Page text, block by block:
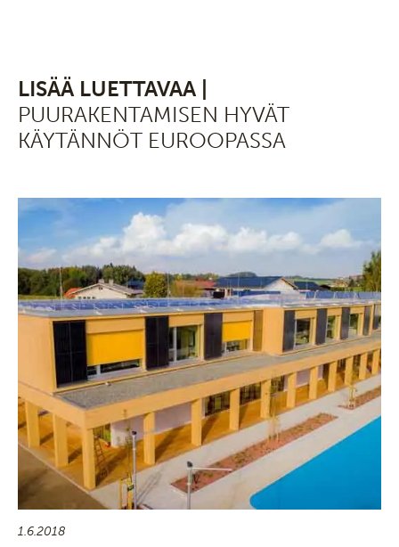
LISÄÄ LUETTAVAA |
PUURAKENTAMISEN HYVÄT
KÄYTÄNNÖT EUROOPASSA
1.6.2018